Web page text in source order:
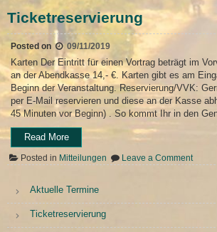
Ticketreservierung
Posted on 09/11/2019
Karten Der Eintritt für einen Vortrag beträgt im
an der Abendkasse 14,- €. Karten gibt es am
Beginn der Veranstaltung. Reservierung/VVK:
per E-Mail reservieren und diese an der Kasse
45 Minuten vor Beginn) . So kommt Ihr in den
Read More„Ticketreservierung“
Posted in Mitteilungen Leave a Commenton
Aktuelle Termine
Ticketreservierung